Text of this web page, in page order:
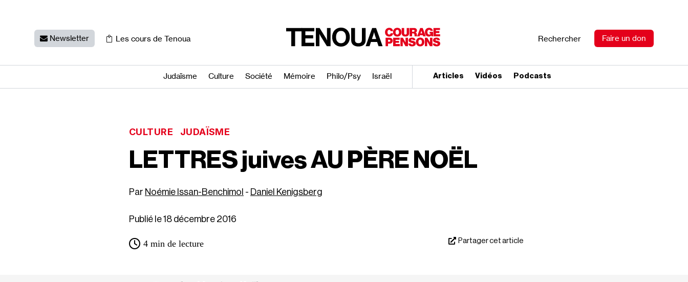
Newsletter Les cours de Tenoua Rechercher Faire un don
Judaïsme Culture Société Mémoire Philo/​Psy Israël Articles Vidéos Podcasts
CULTURE JUDAÏSME
LETTRES juives AU PÈRE NOËL
Noémie Issan-Benchimol - Daniel Kenigsberg
Publié le 18 décembre 2016
4 min de lecture Partager cet article